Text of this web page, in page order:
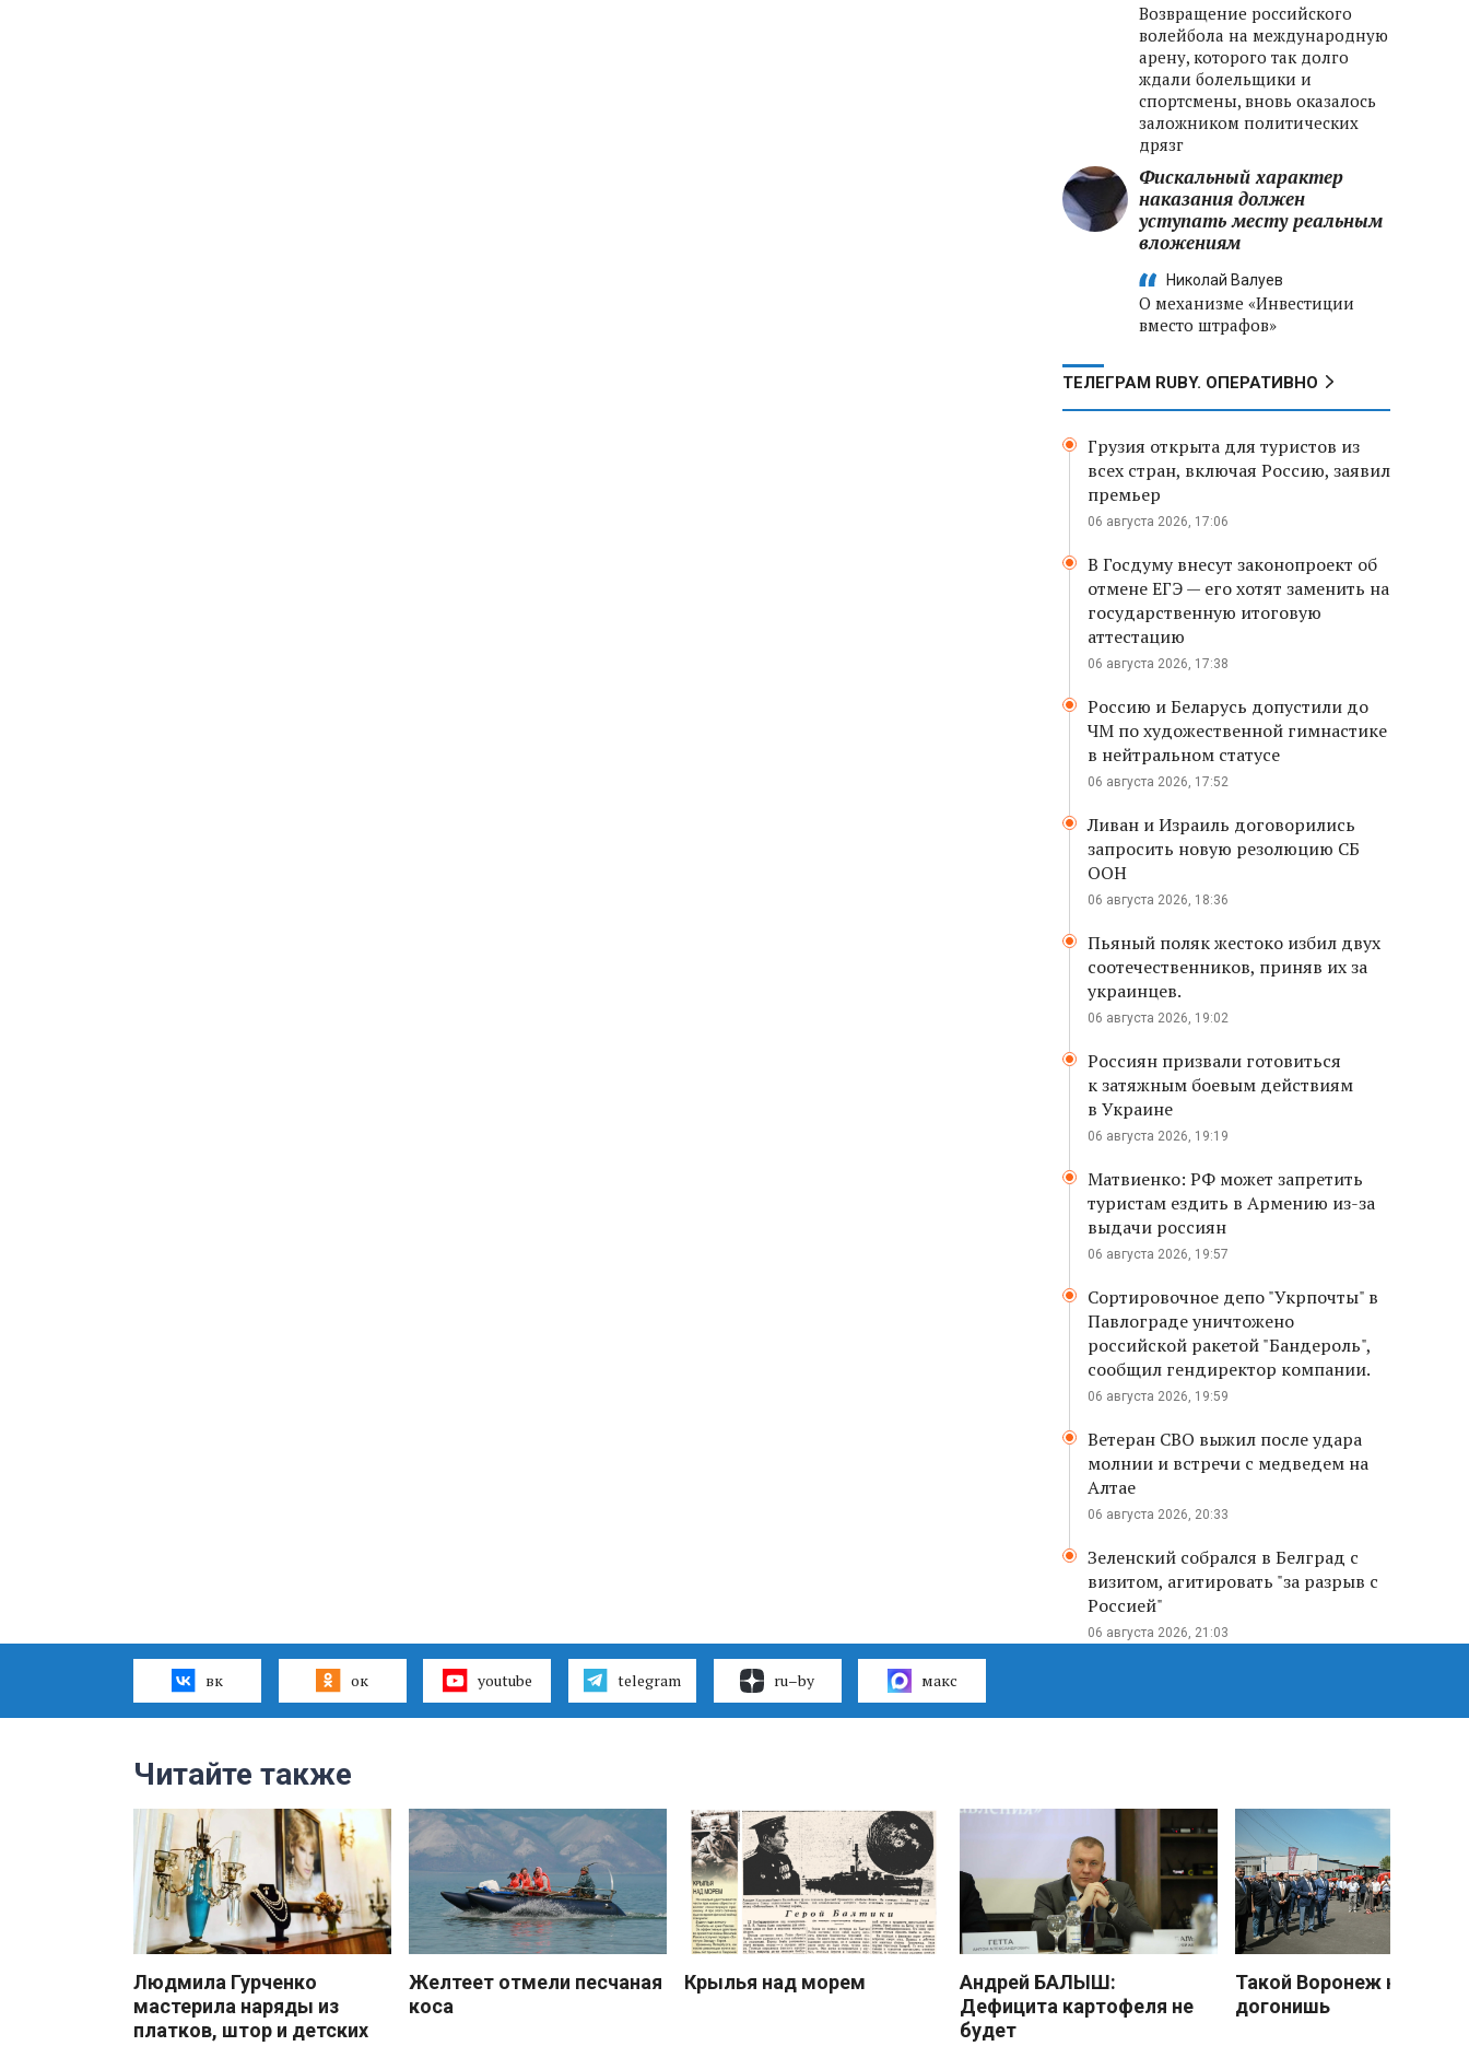
Возвращение российского
волейбола на международную
арену, которого так долго
ждали болельщики и
спортсмены, вновь оказалось
заложником политических
дрязг
Фискальный характер
наказания должен
уступать месту реальным
вложениям
Николай Валуев
О механизме «Инвестиции
вместо штрафов»
ТЕЛЕГРАМ RUBY. ОПЕРАТИВНО
Грузия открыта для туристов из
всех стран, включая Россию, заявил
премьер
06 августа 2026, 17:06
В Госдуму внесут законопроект об
отмене ЕГЭ — его хотят заменить на
государственную итоговую
аттестацию
06 августа 2026, 17:38
Россию и Беларусь допустили до
ЧМ по художественной гимнастике
в нейтральном статусе
06 августа 2026, 17:52
Ливан и Израиль договорились
запросить новую резолюцию СБ
ООН
06 августа 2026, 18:36
Пьяный поляк жестоко избил двух
соотечественников, приняв их за
украинцев.
06 августа 2026, 19:02
Россиян призвали готовиться
к затяжным боевым действиям
в Украине
06 августа 2026, 19:19
Матвиенко: РФ может запретить
туристам ездить в Армению из-за
выдачи россиян
06 августа 2026, 19:57
Сортировочное депо "Укрпочты" в
Павлограде уничтожено
российской ракетой "Бандероль",
сообщил гендиректор компании.
06 августа 2026, 19:59
Ветеран СВО выжил после удара
молнии и встречи с медведем на
Алтае
06 августа 2026, 20:33
Зеленский собрался в Белград с
визитом, агитировать "за разрыв с
Россией"
06 августа 2026, 21:03
вк ок youtube telegram ru–by макс
Читайте также
Людмила Гурченко
мастерила наряды из
платков, штор и детских
Желтеет отмели песчаная
коса
Крылья над морем
Андрей БАЛЫШ:
Дефицита картофеля не
будет
Такой Воронеж не
догонишь